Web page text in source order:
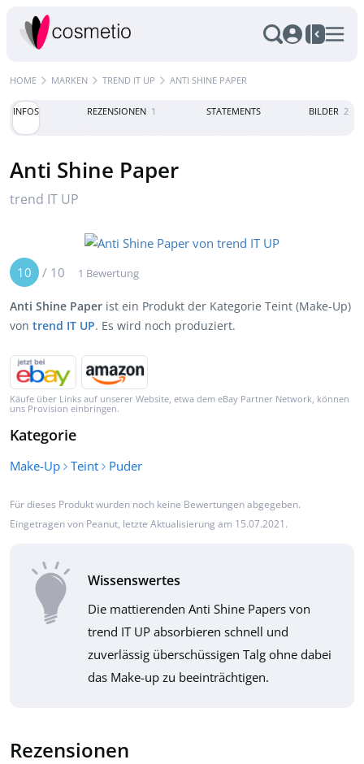
HOME MARKEN TREND IT UP ANTI SHINE PAPER
INFOS REZENSIONEN 1 STATEMENTS BILDER 2
Anti Shine Paper
trend IT UP
10 / 10 1 Bewertung
Anti Shine Paper ist ein Produkt der Kategorie Teint (Make-Up)
von trend IT UP. Es wird noch produziert.
Käufe über Links auf unserer Website, etwa dem eBay Partner Network, können
uns Provision einbringen.
Kategorie
Make-Up Teint Puder
Für dieses Produkt wurden noch keine Bewertungen abgegeben.
Eingetragen von Peanut, letzte Aktualisierung am 15.07.2021.
Wissenswertes
Die mattierenden Anti Shine Papers von
trend IT UP absorbieren schnell und
zuverlässig überschüssigen Talg ohne dabei
das Make-up zu beeinträchtigen.
Rezensionen